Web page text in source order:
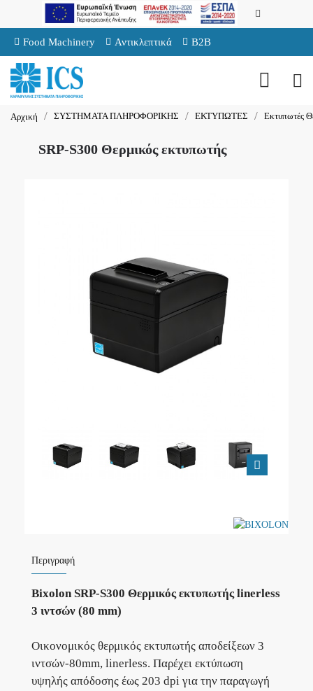
Food Machinery Αντικλεπτικά B2B
Αρχική ΣΥΣΤΗΜΑΤΑ ΠΛΗΡΟΦΟΡΙΚΗΣ ΕΚΤΥΠΩΤΕΣ Εκτυπωτές
SRP-S300 Θερμικός εκτυπωτής
Περιγραφή
Bixolon SRP-S300 Θερμικός εκτυπωτής linerless
3 ιντσών (80 mm)
Οικονομικός θερμικός εκτυπωτής αποδείξεων 3
ιντσών-80mm, linerless. Παρέχει εκτύπωση
υψηλής απόδοσης έως 203 dpi για την παραγωγή